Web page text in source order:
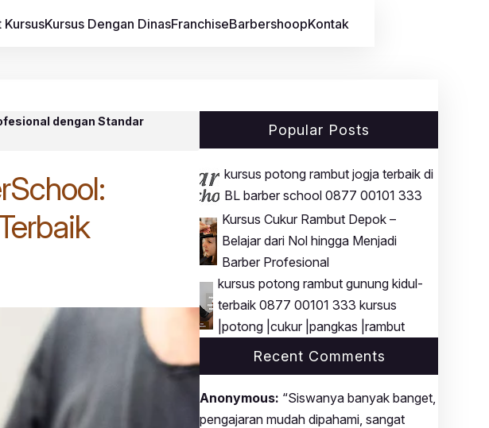
KursusKursus Dengan DinasFranchiseBarbershoopKontak
dengan Standar
Popular Posts
kursus potong rambut jogja terbaik di
BL barber school 0877 00101 333
Kursus Cukur Rambut Depok –
Belajar dari Nol hingga Menjadi
Barber Profesional
kursus potong rambut gunung kidul-
terbaik 0877 00101 333 kursus
|potong |cukur |pangkas |rambut
Recent Comments
Anonymous: “Siswanya banyak banget,
pengajaran mudah dipahami, sangat